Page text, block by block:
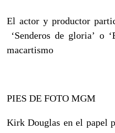
El actor y productor
‘Senderos de gloria’ o
macartismo
PIES DE FOTO MGM
Kirk Douglas en el papel